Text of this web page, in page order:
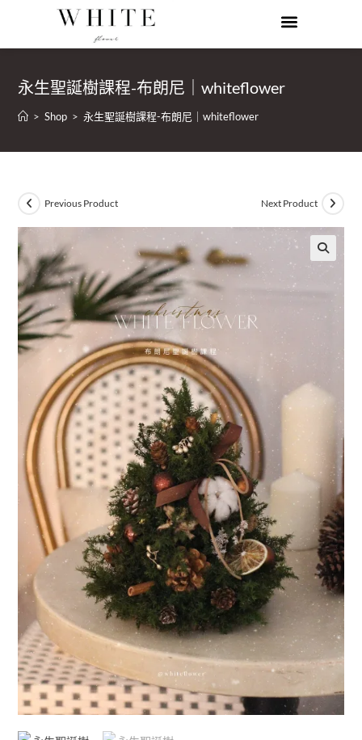
永生聖誕樹課程-布朗尼｜whiteflower
> Shop > 永生聖誕樹課程-布朗尼｜whiteflower
Previous Product Next Product